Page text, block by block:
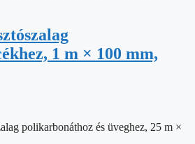
1 m × 100 mm,